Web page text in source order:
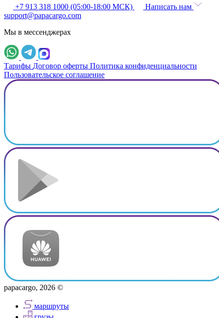
+7 913 318 1000 (05:00-18:00 МСК)
Написать нам
support@papacargo.com
Мы в мессенджерах
Тарифы Договор оферты Политика конфиденциальности
Пользовательское соглашение
papacargo, 2026 ©
маршруты